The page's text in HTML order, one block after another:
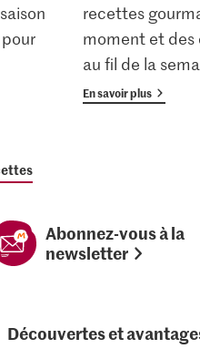
recettes
moment et des
au fil de la
En savoir plus
Abonnez-vous à la
newsletter
Découvertes et